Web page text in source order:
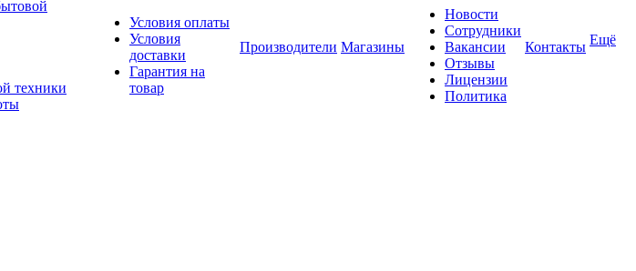
техники
Условия оплаты
Условия
доставки
Гарантия на
товар
Производители Магазины
Новости
Сотрудники
Вакансии
Отзывы
Лицензии
Политика
Контакты Ещё